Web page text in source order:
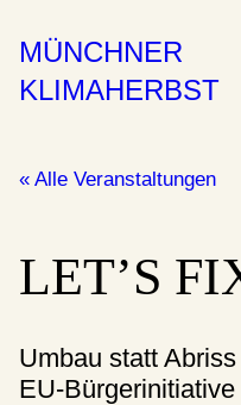
MÜNCHNER
KLIMAHERBST
« Alle Veranstaltungen
LET’S
Umbau statt
EU-